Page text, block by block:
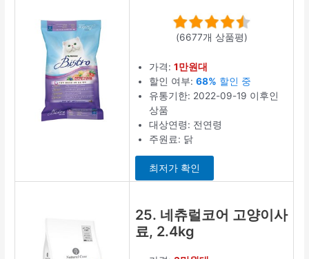
(6677개 상품평)
가격:1만원대
할인 여부:68% 할인 중
유통기한: 2022-09-19 이후인
상품
대상연령: 전연령
주원료: 닭
최저가 확인
25. 네츄럴코어 고양이사
료, 2.4kg